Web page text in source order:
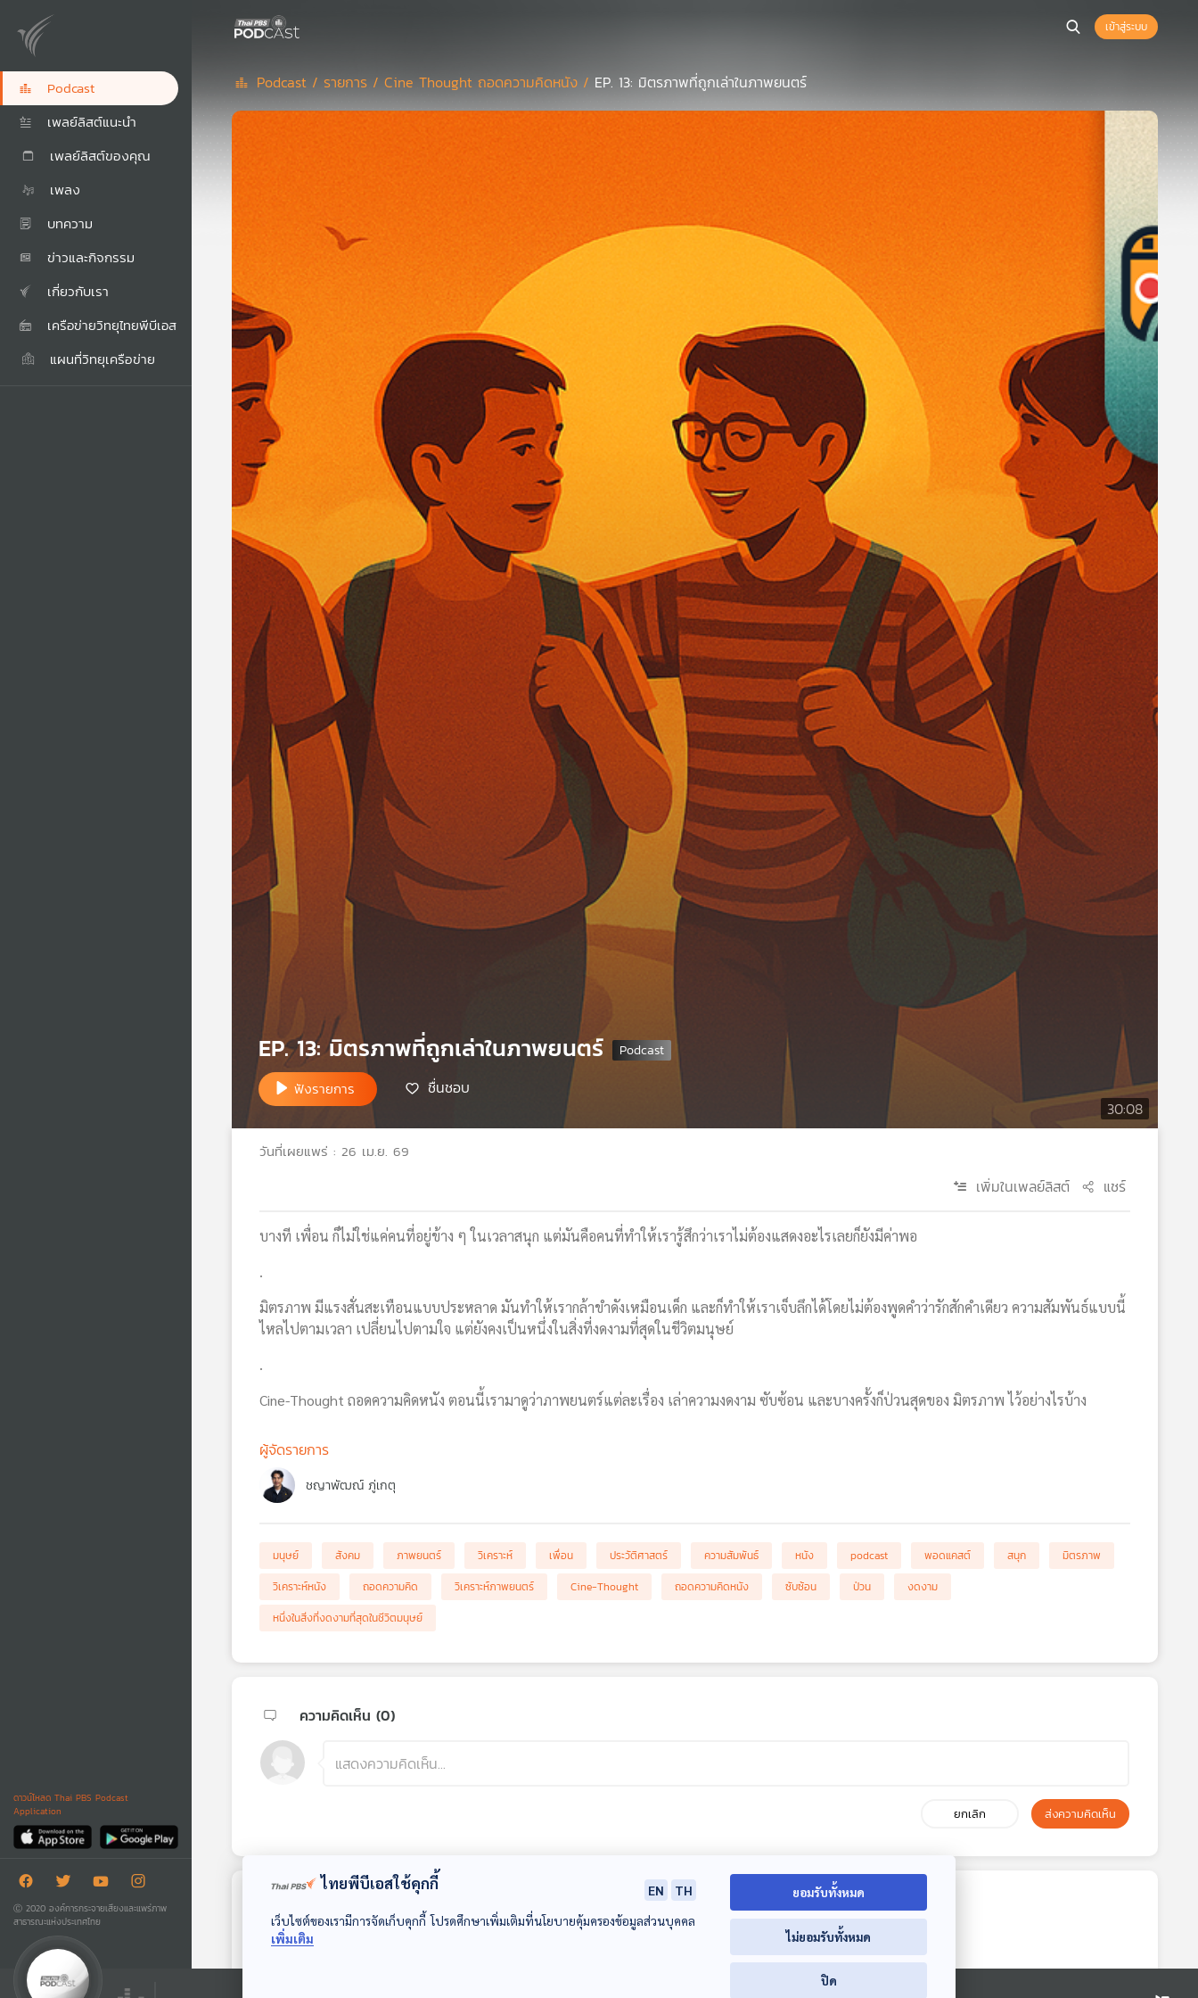
Podcast
เพลย์ลิสต์แนะนำ
เพลย์ลิสต์ของคุณ
เพลง
บทความ
ข่าวและกิจกรรม
เกี่ยวกับเรา
เครือข่ายวิทยุไทยพีบีเอส
แผนที่วิทยุเครือข่าย
ดาวน์โหลด Thai PBS Podcast
Application
Ⓒ 2020 องค์การกระจายเสียงและแพร่ภาพ
สาธารณะแห่งประเทศไทย
เข้าสู่ระบบ
Podcast / รายการ /Cine Thought ถอดความคิดหนัง / EP. 13: มิตรภาพที่ถูกเล่าในภาพยนตร์
30:08
EP. 13: มิตรภาพที่ถูกเล่าในภาพยนตร์
ฟังรายการ ชื่นชอบ
วันที่เผยแพร่ : 26 เม.ย. 69
เพิ่มในเพลย์ลิสต์ แชร์
บางที เพื่อน ก็ไม่ใช่แค่คนที่อยู่ข้าง ๆ ในเวลาสนุก แต่มันคือคนที่ทำให้เรารู้สึกว่าเราไม่ต้องแสดงอะไรเลยก็ยังมีค่าพอ
.
มิตรภาพ มีแรงสั่นสะเทือนแบบประหลาด มันทำให้เรากล้าขำดังเหมือนเด็ก และก็ทำให้เราเจ็บลึกได้โดยไม่ต้องพูดคำว่ารักสักคำเดียว ความสัมพันธ์แบบนี้
ไหลไปตามเวลา เปลี่ยนไปตามใจ แต่ยังคงเป็นหนึ่งในสิ่งที่งดงามที่สุดในชีวิตมนุษย์
.
Cine-Thought ถอดความคิดหนัง ตอนนี้เรามาดูว่าภาพยนตร์แต่ละเรื่อง เล่าความงดงาม ซับซ้อน และบางครั้งก็ป่วนสุดของ มิตรภาพ ไว้อย่างไรบ้าง
ผู้จัดรายการ
ชญาพัฒณ์ ภู่เกตุ
มนุษย์ สังคม ภาพยนตร์ วิเคราะห์ เพื่อน ประวัติศาสตร์ ความสัมพันธ์ หนัง podcast พอดแคสต์ สนุก
มิตรภาพ
วิเคราะห์หนัง
ถอดความคิด วิเคราะห์ภาพยนตร์ Cine-Thought ถอดความคิดหนัง ซับซ้อน ป่วน
งดงาม
หนึ่งในสิ่งที่งดงามที่สุดในชีวิตมนุษย์
ความคิดเห็น (0)
ยกเลิก ส่งความคิดเห็น
ตอนถัดไป
ไทยพีบีเอสใช้คุกกี้ EN
TH
เว็บไซต์ของเรามีการจัดเก็บคุกกี้ โปรดศึกษาเพิ่มเติมที่นโยบายคุ้มครองข้อมูลส่วนบุคคล
เพิ่มเติม
ยอมรับทั้งหมด
ไม่ยอมรับทั้งหมด
ปิด